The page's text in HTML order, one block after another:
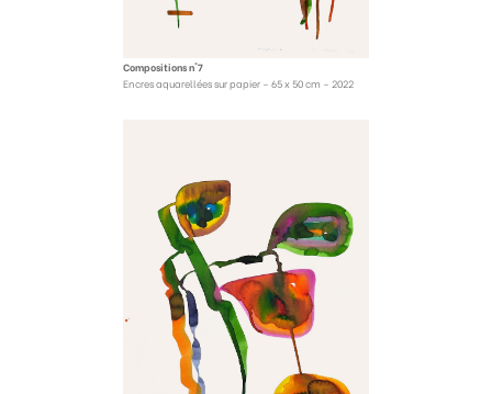
Compositions n°7
Encres aquarellées sur papier – 65 x 50 cm – 2022